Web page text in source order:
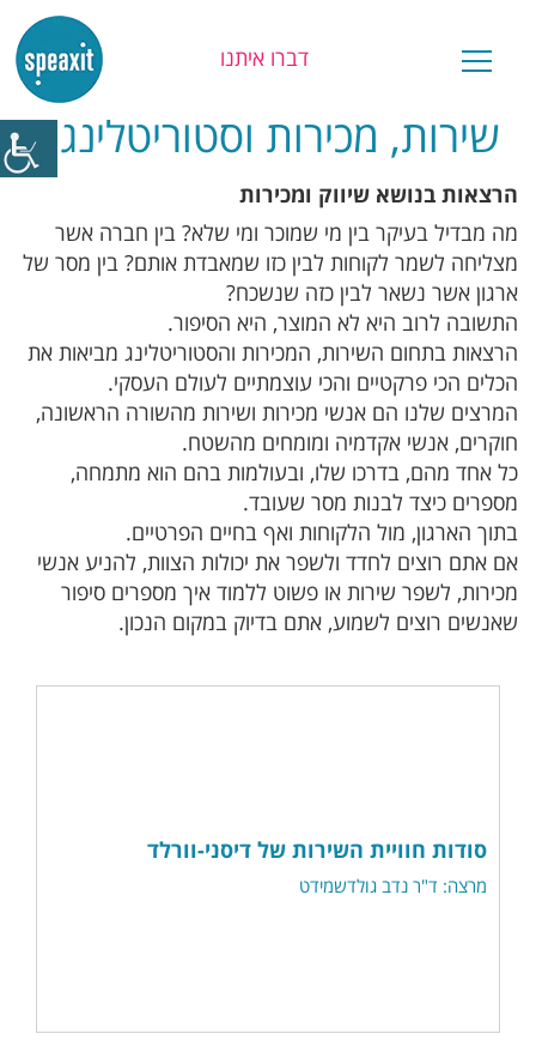
דברו איתנו
שירות, מכירות וסטוריטלינג
הרצאות בנושא שיווק ומכירות
מה מבדיל בעיקר בין מי שמוכר ומי שלא? בין חברה אשר
מצליחה לשמר לקוחות לבין כזו שמאבדת אותם? בין מסר של
ארגון אשר נשאר לבין כזה שנשכח?
התשובה לרוב היא לא המוצר, היא הסיפור.
הרצאות בתחום השירות, המכירות והסטוריטלינג מביאות את
הכלים הכי פרקטיים והכי עוצמתיים לעולם העסקי.
המרצים שלנו הם אנשי מכירות ושירות מהשורה הראשונה,
חוקרים, אנשי אקדמיה ומומחים מהשטח.
כל אחד מהם, בדרכו שלו, ובעולמות בהם הוא מתמחה,
מספרים כיצד לבנות מסר שעובד.
בתוך הארגון, מול הלקוחות ואף בחיים הפרטיים.
אם אתם רוצים לחדד ולשפר את יכולות הצוות, להניע אנשי
מכירות, לשפר שירות או פשוט ללמוד איך מספרים סיפור
שאנשים רוצים לשמוע, אתם בדיוק במקום הנכון.
סודות חוויית השירות של דיסני-וורלד
מרצה: ד"ר נדב גולדשמידט